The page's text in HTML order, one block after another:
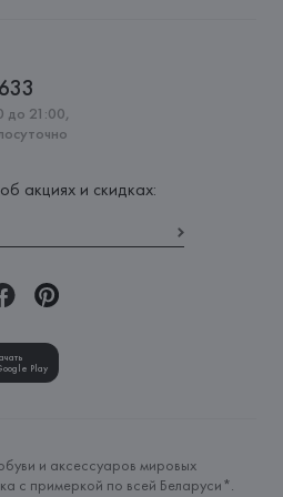
до 21:00,
акциях и скидках:
Play
и аксессуаров мировых
с примеркой по всей Беларуси*.